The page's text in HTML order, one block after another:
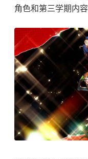
角色和第三学期内